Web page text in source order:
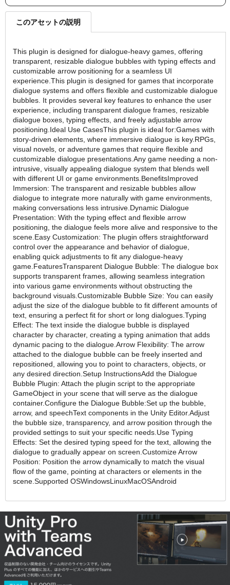
このアセットの説明
This plugin is designed for dialogue-heavy games, offering
transparent, resizable dialogue bubbles with typing effects and
customizable arrow positioning for a seamless UI
experience.This plugin is designed for games that incorporate
dialogue systems and offers flexible and customizable dialogue
bubbles. It provides several key features to enhance the user
experience, including transparent dialogue frames, resizable
dialogue boxes, typing effects, and freely adjustable arrow
positioning.Ideal Use CasesThis plugin is ideal for:Games with
story-driven elements, where immersive dialogue is key.RPGs,
visual novels, or adventure games that require flexible and
customizable dialogue presentations.Any game needing a non-
intrusive, visually appealing dialogue system that blends well
with different UI or game environments.BenefitsImproved
Immersion: The transparent and resizable bubbles allow
dialogue to integrate more naturally with game environments,
making conversations less intrusive.Dynamic Dialogue
Presentation: With the typing effect and flexible arrow
positioning, the dialogue feels more alive and responsive to the
scene.Easy Customization: The plugin offers straightforward
control over the appearance and behavior of dialogue,
enabling quick adjustments to fit any dialogue-heavy
game.FeaturesTransparent Dialogue Bubble: The dialogue box
supports transparent frames, allowing seamless integration
into various game environments without obstructing the
background visuals.Customizable Bubble Size: You can easily
adjust the size of the dialogue bubble to fit different amounts of
text, ensuring a perfect fit for short or long dialogues.Typing
Effect: The text inside the dialogue bubble is displayed
character by character, creating a typing animation that adds
dynamic pacing to the dialogue.Arrow Flexibility: The arrow
attached to the dialogue bubble can be freely inserted and
repositioned, allowing you to point to characters, objects, or
any desired direction.Setup InstructionsAdd the Dialogue
Bubble Plugin: Attach the plugin script to the appropriate
GameObject in your scene that will serve as the dialogue
container.Configure the Dialogue Bubble:Set up the bubble,
arrow, and speechText components in the Unity Editor.Adjust
the bubble size, transparency, and arrow position through the
provided settings to suit your specific needs.Use Typing
Effects: Set the desired typing speed for the text, allowing the
dialogue to gradually appear on screen.Customize Arrow
Position: Position the arrow dynamically to match the visual
flow of the game, pointing at characters or elements in the
scene.Supported OSWindowsLinuxMacOSAndroid